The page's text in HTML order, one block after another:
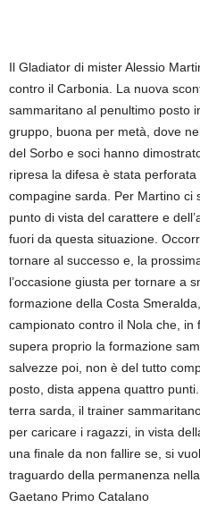
Il Gladiator di mister Alessio
contro il Carbonia. La nuova
sammaritano al penultimo posto
gruppo, buona per metà, dove
del Sorbo e soci hanno
ripresa la difesa è stata
compagine sarda. Per Martino ci
punto di vista del carattere e
fuori da questa situazione.
tornare al successo e, la
l’occasione giusta per tornare a
formazione della Costa
campionato contro il Nola che, in
supera proprio la formazione
salvezze poi, non è del tutto
posto, dista appena quattro
terra sarda, il trainer
per caricare i ragazzi, in vista
una finale da non fallire se, si
traguardo della permanenza
Gaetano Primo Catalano